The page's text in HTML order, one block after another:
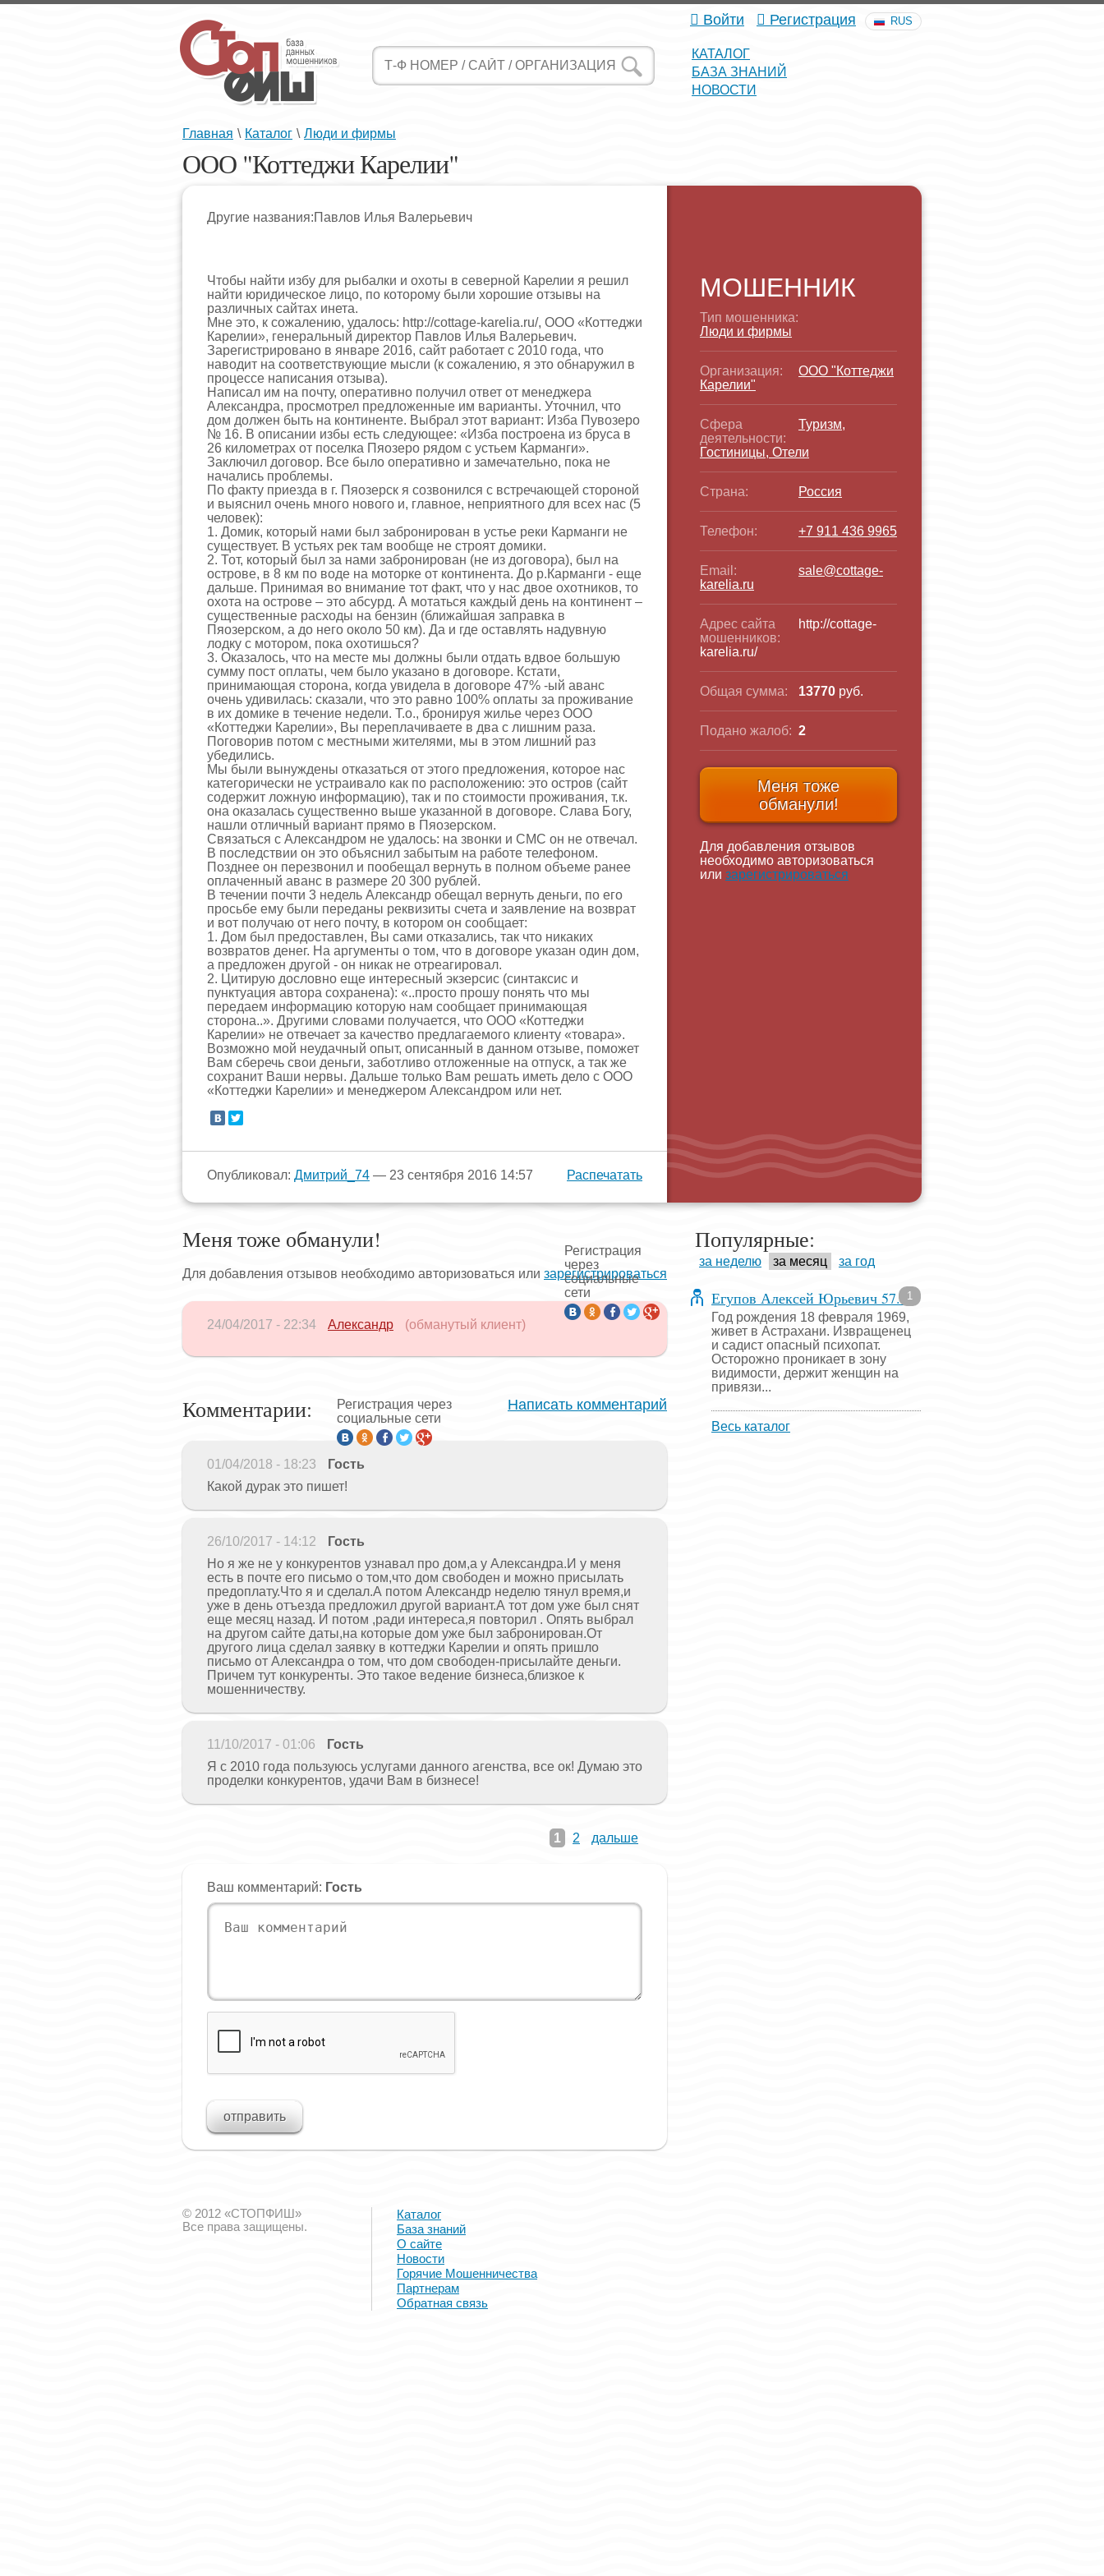
КАТАЛОГ
БАЗА ЗНАНИЙ
НОВОСТИ
Войти Регистрация RUS
Главная \ Каталог \ Люди и фирмы
ООО "Коттеджи Карелии"
Другие названия:Павлов Илья Валерьевич
Чтобы найти избу для рыбалки и охоты в северной Карелии я решил
найти юридическое лицо, по которому были хорошие отзывы на
различных сайтах инета.
Мне это, к сожалению, удалось: http://cottage-karelia.ru/, ООО «Коттеджи
Карелии», генеральный директор Павлов Илья Валерьевич.
Зарегистрировано в январе 2016, сайт работает с 2010 года, что
наводит на соответствующие мысли (к сожалению, я это обнаружил в
процессе написания отзыва).
Написал им на почту, оперативно получил ответ от менеджера
Александра, просмотрел предложенные им варианты. Уточнил, что
дом должен быть на континенте. Выбрал этот вариант: Изба Пувозеро
№ 16. В описании избы есть следующее: «Изба построена из бруса в
26 километрах от поселка Пяозеро рядом с устьем Карманги».
Заключил договор. Все было оперативно и замечательно, пока не
начались проблемы.
По факту приезда в г. Пяозерск я созвонился с встречающей стороной
и выяснил очень много нового и, главное, неприятного для всех нас (5
человек):
1. Домик, который нами был забронирован в устье реки Карманги не
существует. В устьях рек там вообще не строят домики.
2. Тот, который был за нами забронирован (не из договора), был на
острове, в 8 км по воде на моторке от континента. До р.Карманги - еще
дальше. Принимая во внимание тот факт, что у нас двое охотников, то
охота на острове – это абсурд. А мотаться каждый день на континент –
существенные расходы на бензин (ближайшая заправка в
Пяозерском, а до него около 50 км). Да и где оставлять надувную
лодку с мотором, пока охотишься?
3. Оказалось, что на месте мы должны были отдать вдвое большую
сумму пост оплаты, чем было указано в договоре. Кстати,
принимающая сторона, когда увидела в договоре 47% -ый аванс
очень удивилась: сказали, что это равно 100% оплаты за проживание
в их домике в течение недели. Т.о., бронируя жилье через ООО
«Коттеджи Карелии», Вы переплачиваете в два с лишним раза.
Поговорив потом с местными жителями, мы в этом лишний раз
убедились.
Мы были вынуждены отказаться от этого предложения, которое нас
категорически не устраивало как по расположению: это остров (сайт
содержит ложную информацию), так и по стоимости проживания, т.к.
она оказалась существенно выше указанной в договоре. Слава Богу,
нашли отличный вариант прямо в Пяозерском.
Связаться с Александром не удалось: на звонки и СМС он не отвечал.
В последствии он это объяснил забытым на работе телефоном.
Позднее он перезвонил и пообещал вернуть в полном объеме ранее
оплаченный аванс в размере 20 300 рублей.
В течении почти 3 недель Александр обещал вернуть деньги, по его
просьбе ему были переданы реквизиты счета и заявление на возврат
и вот получаю от него почту, в котором он сообщает:
1. Дом был предоставлен, Вы сами отказались, так что никаких
возвратов денег. На аргументы о том, что в договоре указан один дом,
а предложен другой - он никак не отреагировал.
2. Цитирую дословно еще интересный экзерсис (синтаксис и
пунктуация автора сохранена): «..просто прошу понять что мы
передаем информацию которую нам сообщает принимающая
сторона..». Другими словами получается, что ООО «Коттеджи
Карелии» не отвечает за качество предлагаемого клиенту «товара».
Возможно мой неудачный опыт, описанный в данном отзыве, поможет
Вам сберечь свои деньги, заботливо отложенные на отпуск, а так же
сохранит Ваши нервы. Дальше только Вам решать иметь дело с ООО
«Коттеджи Карелии» и менеджером Александром или нет.
МОШЕННИК
Тип мошенника:
Люди и фирмы
Организация:
ООО "Коттеджи
Карелии"
Сфера
деятельности:
Туризм,
Гостиницы, Отели
Страна: Россия
Телефон: +7 911 436 9965
Email:
sale@cottage-
karelia.ru
Адрес сайта
мошенников:
http://cottage-
karelia.ru/
Общая сумма: 13770 руб.
Подано жалоб: 2
Меня тоже
обманули!
Для добавления отзывов
необходимо авторизоваться
или зарегистрироваться
Опубликовал: Дмитрий_74 — 23 сентября 2016 14:57 Распечатать
Меня тоже обманули!
Для добавления отзывов необходимо авторизоваться или зарегистрироваться
Регистрация
через
социальные
сети
24/04/2017 - 22:34 Александр (обманутый клиент)
Комментарии: Написать комментарий
Регистрация через
социальные сети
01/04/2018 - 18:23
Гость
Какой дурак это пишет!
26/10/2017 - 14:12
Гость
Но я же не у конкурентов узнавал про дом,а у Александра.И у меня
есть в почте его письмо о том,что дом свободен и можно присылать
предоплату.Что я и сделал.А потом Александр неделю тянул время,и
уже в день отъезда предложил другой вариант.А тот дом уже был снят
еще месяц назад. И потом ,ради интереса,я повторил . Опять выбрал
на другом сайте даты,на которые дом уже был забронирован.От
другого лица сделал заявку в коттеджи Карелии и опять пришло
письмо от Александра о том, что дом свободен-присылайте деньги.
Причем тут конкуренты. Это такое ведение бизнеса,близкое к
мошенничеству.
11/10/2017 - 01:06
Гость
Я с 2010 года пользуюсь услугами данного агенства, все ок! Думаю это
проделки конкурентов, удачи Вам в бизнесе!
1 2 дальше
Ваш комментарий: Гость
Популярные:
за неделю за месяц за год
Егупов Алексей Юрьевич 57...
Год рождения 18 февраля 1969,
живет в Астрахани. Извращенец
и садист опасный психопат.
Осторожно проникает в зону
видимости, держит женщин на
привязи...
1
Весь каталог
© 2012 «СТОПФИШ»
Все права защищены.
Каталог
База знаний
О сайте
Новости
Горячие Мошенничества
Партнерам
Обратная связь